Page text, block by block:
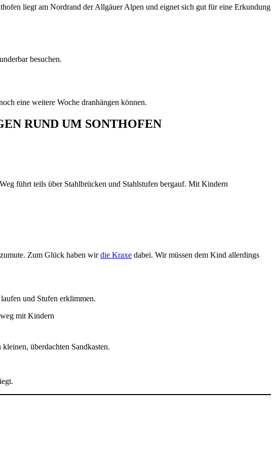
liegt am Nordrand der Allgäuer Alpen und eignet sich gut für eine Erkundung
besuchen.
eine weitere Woche dranhängen können.
RUND UM SONTHOFEN
führt teils über Stahlbrücken und Stahlstufen bergauf. Mit Kindern
Zum Glück haben wirdie Kraxe dabei. Wir müssen dem Kind allerdings
und Stufen erklimmen.
überdachten Sandkasten.